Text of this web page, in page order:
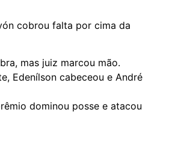
cobrou falta por cima da
mas juiz marcou mão.
Edenílson cabeceou e André
dominou posse e atacou